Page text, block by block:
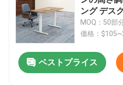
執行部の机
オフィスの高さの調節可能
ング デス
MOQ：50部
価格：
ベストプライス